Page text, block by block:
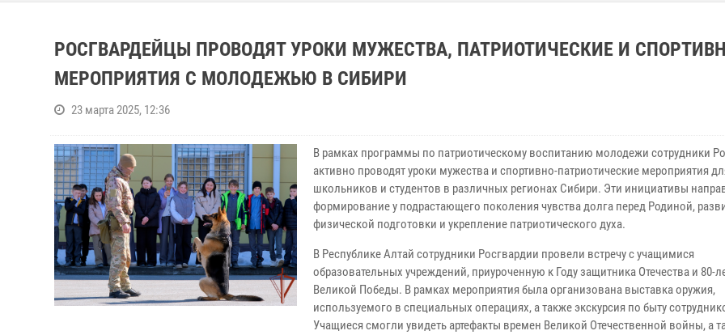
РОСГВАРДЕЙЦЫ ПРОВОДЯТ УРОКИ МУЖЕСТВА, ПАТРИОТИЧЕСКИЕ И
МЕРОПРИЯТИЯ С МОЛОДЕЖЬЮ В СИБИРИ
23 марта 2025, 12:36
В рамках программы по патриотическому воспитанию молодежи сотрудники
активно проводят уроки мужества и спортивно-патриотические мероприятия
школьников и студентов в различных регионах Сибири. Эти инициативы
формирование у подрастающего поколения чувства долга перед Родиной,
физической подготовки и укрепление патриотического духа.
В Республике Алтай сотрудники Росгвардии провели встречу с учащимися
образовательных учреждений, приуроченную к Году защитника Отечества и 80-
Великой Победы. В рамках мероприятия была организована выставка оружия,
используемого в специальных операциях, а также экскурсия по быту
Учащиеся смогли увидеть артефакты времен Великой Отечественной войны, а